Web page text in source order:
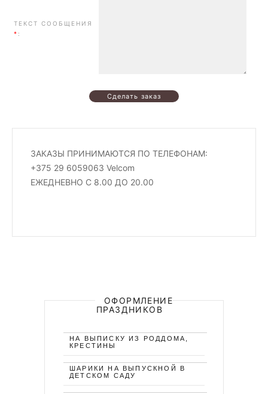
ТЕКСТ СООБЩЕНИЯ
* :
ЗАКАЗЫ ПРИНИМАЮТСЯ ПО ТЕЛЕФОНАМ:
+375 29 6059063 Velcom
ЕЖЕДНЕВНО С 8.00 ДО 20.00
ОФОРМЛЕНИЕ
ПРАЗДНИКОВ
НА ВЫПИСКУ ИЗ РОДДОМА,
КРЕСТИНЫ
ШАРИКИ НА ВЫПУСКНОЙ В
ДЕТСКОМ САДУ